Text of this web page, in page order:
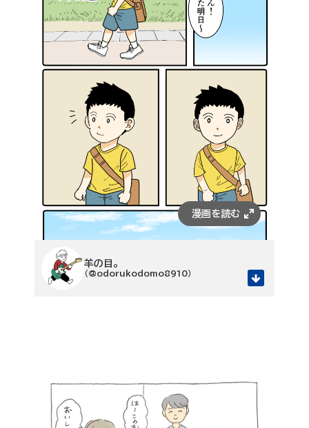
羊の目。
（@odorukodomo8910）